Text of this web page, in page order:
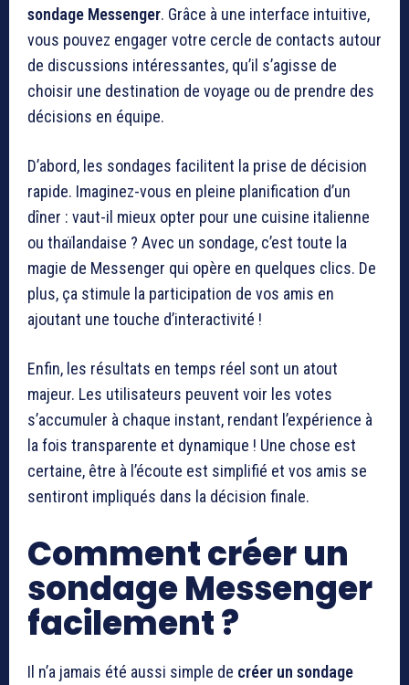
sondage Messenger. Grâce à une interface intuitive,
vous pouvez engager votre cercle de contacts autour
de discussions intéressantes, qu’il s’agisse de
choisir une destination de voyage ou de prendre des
décisions en équipe.
D’abord, les sondages facilitent la prise de décision
rapide. Imaginez-vous en pleine planification d’un
dîner : vaut-il mieux opter pour une cuisine italienne
ou thaïlandaise ? Avec un sondage, c’est toute la
magie de Messenger qui opère en quelques clics. De
plus, ça stimule la participation de vos amis en
ajoutant une touche d’interactivité !
Enfin, les résultats en temps réel sont un atout
majeur. Les utilisateurs peuvent voir les votes
s’accumuler à chaque instant, rendant l’expérience à
la fois transparente et dynamique ! Une chose est
certaine, être à l’écoute est simplifié et vos amis se
sentiront impliqués dans la décision finale.
Comment créer un
sondage Messenger
facilement ?
Il n’a jamais été aussi simple de créer un sondage